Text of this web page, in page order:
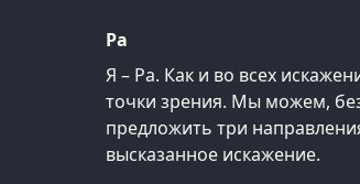
Ра
Я – Ра. Как и во всех
точки зрения. Мы можем,
предложить три
высказанное искажение.